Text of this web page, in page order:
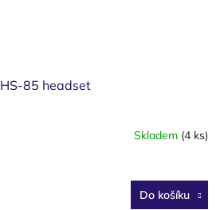
HS-85 headset
Skladem (4 ks)
Do košíku